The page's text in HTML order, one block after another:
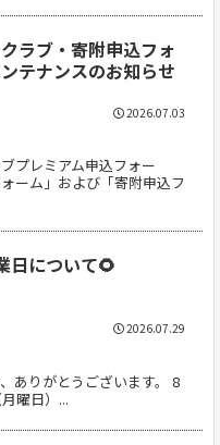
クラブ・寄附申込フォ
テナンスのお知らせ
プレミアム申込フォー
ーム」および「寄附申込フ
2026.07.03
日について🌻
ありがとうございます。 8
曜日）...
2026.07.29